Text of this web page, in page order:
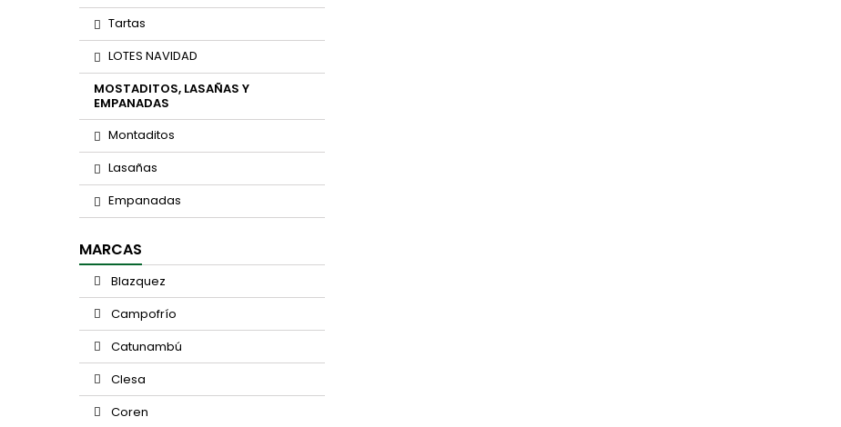
Tartas
LOTES NAVIDAD
MOSTADITOS, LASAÑAS Y
EMPANADAS
Montaditos
Lasañas
Empanadas
MARCAS
Blazquez
Campofrío
Catunambú
Clesa
Coren